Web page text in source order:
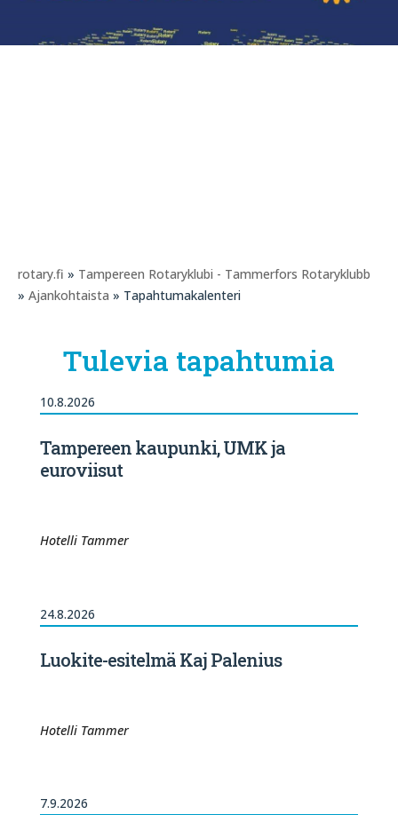
rotary.fi » Tampereen Rotaryklubi - Tammerfors Rotaryklubb
» Ajankohtaista » Tapahtumakalenteri
Tulevia tapahtumia
10.8.2026
Tampereen kaupunki, UMK ja
euroviisut
Hotelli Tammer
24.8.2026
Luokite-esitelmä Kaj Palenius
Hotelli Tammer
7.9.2026